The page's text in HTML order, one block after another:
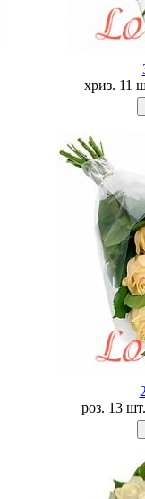
хриз. 11
роз. 13